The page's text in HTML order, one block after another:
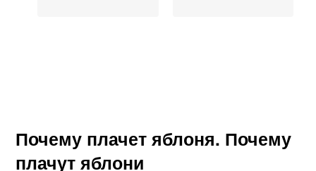
Почему плачет яблоня. Почему
плачут яблони